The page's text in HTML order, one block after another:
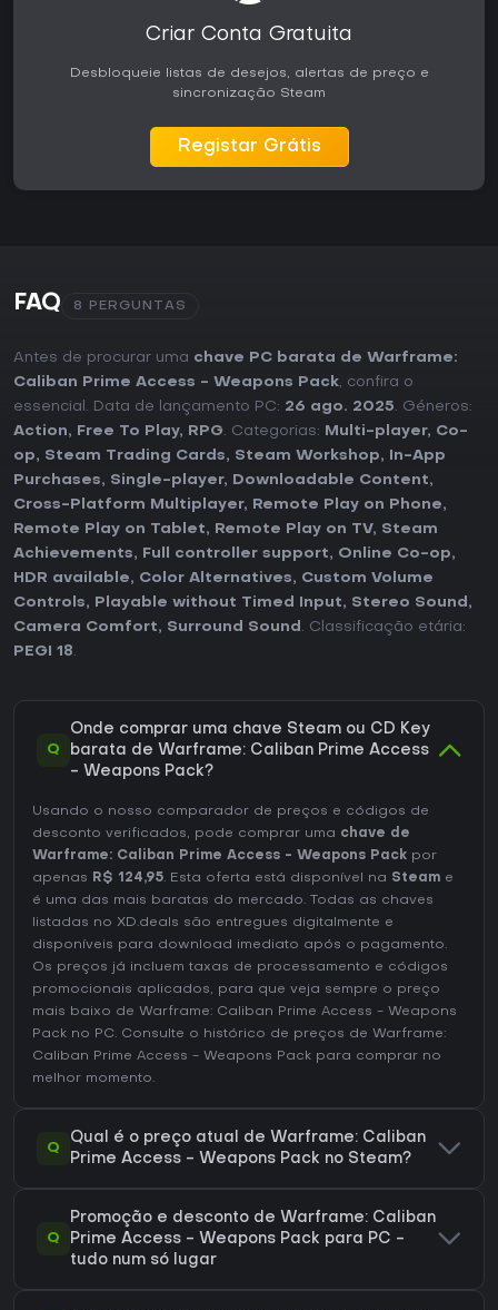
Criar Conta Gratuita
Desbloqueie listas de desejos, alertas de preço e
sincronização Steam
Registar Grátis
FAQ 8 PERGUNTAS
Antes de procurar uma chave PC barata de Warframe:
Caliban Prime Access - Weapons Pack, confira o
essencial. Data de lançamento PC: 26 ago. 2025. Géneros:
Action, Free To Play, RPG. Categorias: Multi-player, Co-
op, Steam Trading Cards, Steam Workshop,
In-App
Purchases, Single-player, Downloadable Content,
Cross-Platform Multiplayer, Remote Play on Phone,
Remote Play on Tablet, Remote Play on TV, Steam
Achievements, Full controller support, Online Co-op,
HDR available, Color Alternatives, Custom Volume
Controls, Playable without Timed Input, Stereo Sound ,
Camera Comfort, Surround Sound . Classificação etária:
PEGI 18.
Q
Onde comprar uma chave Steam ou CD Key
barata de Warframe: Caliban Prime Access
- Weapons Pack?
Usando o nosso comparador de preços e códigos de
desconto verificados, pode comprar uma chave de
Warframe: Caliban Prime Access - Weapons Pack por
apenas R$ 124,95. Esta oferta está disponível na Steam e
é uma das mais baratas do mercado. Todas as chaves
listadas no XD.deals são entregues digitalmente e
disponíveis para download imediato após o pagamento.
Os preços já incluem taxas de processamento e códigos
promocionais aplicados, para que veja sempre o preço
mais baixo de Warframe: Caliban Prime Access - Weapons
Pack no PC. Consulte o histórico de preços de Warframe:
Caliban Prime Access - Weapons Pack para comprar no
melhor momento.
Q
Qual é o preço atual de Warframe: Caliban
Prime Access - Weapons Pack no Steam?
Q
Promoção e desconto de Warframe: Caliban
Prime Access - Weapons Pack para PC -
tudo num só lugar